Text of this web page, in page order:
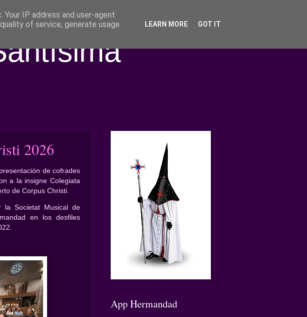
2026
de cofrades
a la insigne Colegiata
de Corpus Christi.
la Societat Musical de
en los desfiles
App Hermandad
IP address and user-agent
of service, generate usage
LEARN MORE GOT IT